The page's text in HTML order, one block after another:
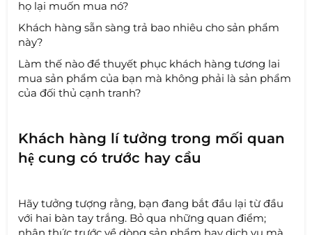
họ lại muốn mua nó?
Khách hàng sẵn sàng trả bao nhiêu cho sản phẩm
này?
Làm thế nào để thuyết phục khách hàng tương lai
mua sản phẩm của bạn mà không phải là sản phẩm
của đối thủ cạnh tranh?
Khách hàng lí tưởng trong mối quan
hệ cung có trước hay cầu
Hãy tưởng tượng rằng, bạn đang bắt đầu lại từ đầu
với hai bàn tay trắng. Bỏ qua những quan điểm;